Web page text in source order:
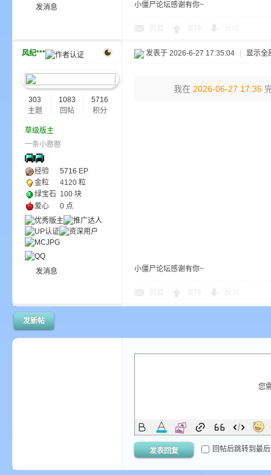
发消息 小僵尸论坛感谢有你~
风纪***
303
主题
1083
回帖
5716
积分
草级版主
一条小憨憨
经验 5716 EP
金粒
4120 粒
绿宝石 100 块
爱心
0 点
发消息
发表于 2026-6-27 17:35:04 显示全
我在 2026-06-27 17:35
小僵尸论坛感谢有你~
发新帖
您
发表回复 回帖后跳转到最